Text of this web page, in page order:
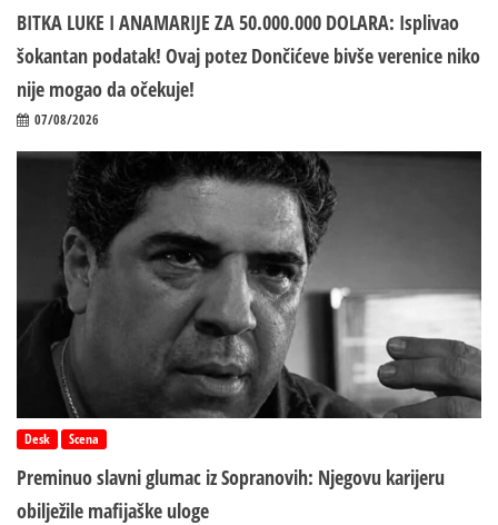
BITKA LUKE I ANAMARIJE ZA 50.000.000 DOLARA: Isplivao
šokantan podatak! Ovaj potez Dončićeve bivše verenice niko
nije mogao da očekuje!
07/08/2026
Desk Scena
Preminuo slavni glumac iz Sopranovih: Njegovu karijeru
obilježile mafijaške uloge